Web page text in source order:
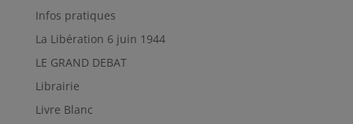
Infos pratiques
La Libération 6 juin 1944
LE GRAND DEBAT
Librairie
Livre Blanc